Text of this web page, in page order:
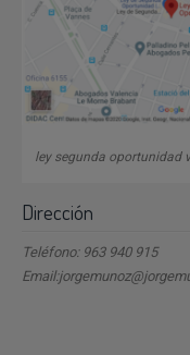
ley segunda oportunidad
Dirección
Teléfono: 963 940 915